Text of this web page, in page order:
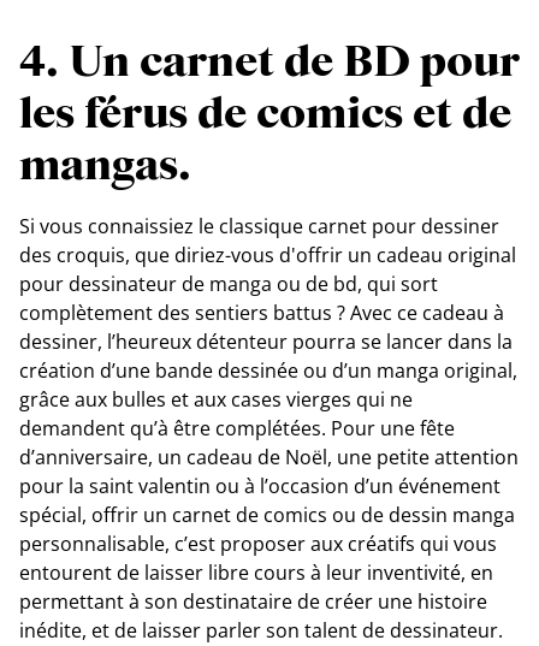
4. Un carnet de BD pour
les férus de comics et de
mangas.
Si vous connaissiez le classique carnet pour dessiner
des croquis, que diriez-vous d'offrir un cadeau original
pour dessinateur de manga ou de bd, qui sort
complètement des sentiers battus ? Avec ce cadeau à
dessiner, l’heureux détenteur pourra se lancer dans la
création d’une bande dessinée ou d’un manga original,
grâce aux bulles et aux cases vierges qui ne
demandent qu’à être complétées. Pour une fête
d’anniversaire, un cadeau de Noël, une petite attention
pour la saint valentin ou à l’occasion d’un événement
spécial, offrir un carnet de comics ou de dessin manga
personnalisable, c’est proposer aux créatifs qui vous
entourent de laisser libre cours à leur inventivité, en
permettant à son destinataire de créer une histoire
inédite, et de laisser parler son talent de dessinateur.